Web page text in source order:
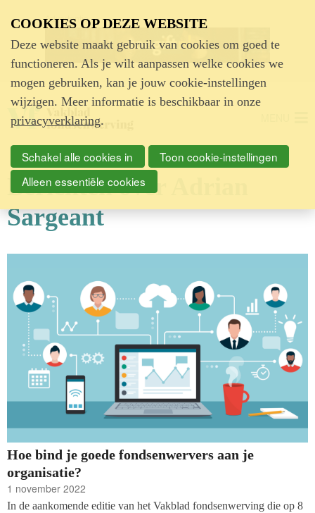
Advertentie
Berichten over Adrian
Sargeant
Hoe bind je goede fondsenwervers aan je
organisatie?
1 november 2022
In de aankomende editie van het Vakblad fondsenwerving die op 8
COOKIES OP DEZE WEBSITE
Deze website maakt gebruik van cookies om goed te
functioneren. Als je wilt aanpassen welke cookies we
mogen gebruiken, kan je jouw cookie-instellingen
wijzigen. Meer informatie is beschikbaar in onze
privacyverklaring.
Schakel alle cookies in
Toon cookie-instellingen
Alleen essentiële cookies